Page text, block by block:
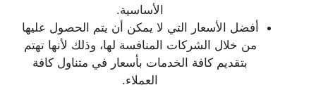
الأساسية.
أفضل الأسعار التي لا يمكن أن يتم الحصول عليها
من خلال الشركات المنافسة لها، وذلك لأنها تهتم
بتقديم كافة الخدمات بأسعار في متناول كافة
العملاء.